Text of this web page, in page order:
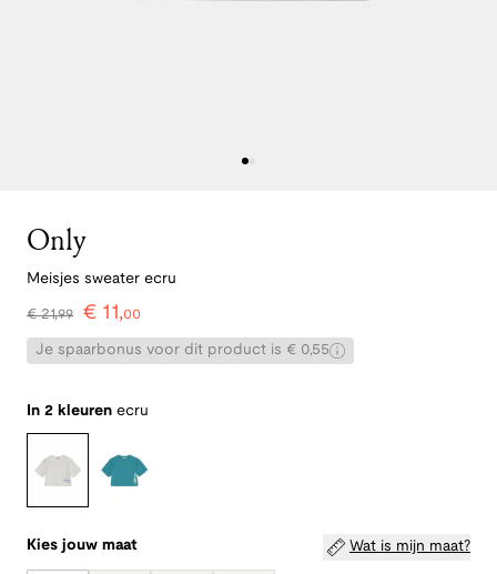
Only
Meisjes sweater ecru
€21,99 € 11,00
Je spaarbonus voor dit product is € 0,55
In 2 kleuren ecru
Kies jouw maat Wat is mijn maat?